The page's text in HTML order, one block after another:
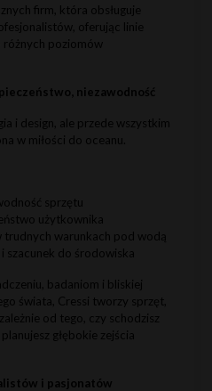
firm, która obsługuje
oferując linie
poziomów
niezawodność
i design, ale przede wszystkim
w miłości do oceanu.
sprzętu
użytkownika
warunkach pod wodą
szacunek do środowiska
badaniom i bliskiej
świata, Cressi tworzy sprzęt,
od tego, czy schodzisz
głębokie zejścia
i pasjonatów